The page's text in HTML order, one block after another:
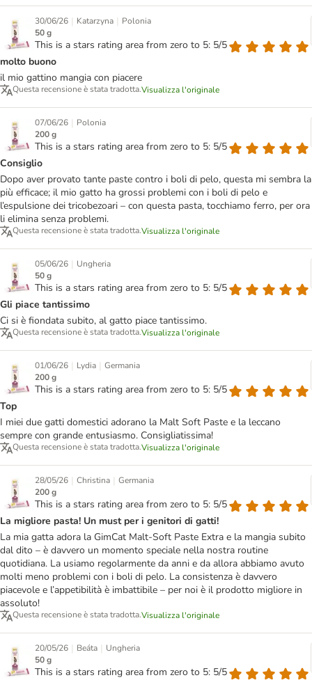
30/06/26 | Katarzyna | Polonia
50 g
This is a stars rating area from zero to 5: 5/5
molto buono
il mio gattino mangia con piacere
Questa recensione è stata tradotta.Visualizza l'originale
07/06/26 | Polonia
200 g
This is a stars rating area from zero to 5: 5/5
Consiglio
Dopo aver provato tante paste contro i boli di pelo, questa mi sembra la
più efficace; il mio gatto ha grossi problemi con i boli di pelo e
l’espulsione dei tricobezoari – con questa pasta, tocchiamo ferro, per ora
li elimina senza problemi.
Questa recensione è stata tradotta.Visualizza l'originale
05/06/26 | Ungheria
50 g
This is a stars rating area from zero to 5: 5/5
Gli piace tantissimo
Ci si è fiondata subito, al gatto piace tantissimo.
Questa recensione è stata tradotta.Visualizza l'originale
01/06/26 | Lydia | Germania
200 g
This is a stars rating area from zero to 5: 5/5
Top
I miei due gatti domestici adorano la Malt Soft Paste e la leccano
sempre con grande entusiasmo. Consigliatissima!
Questa recensione è stata tradotta.Visualizza l'originale
28/05/26 | Christina | Germania
200 g
This is a stars rating area from zero to 5: 5/5
La migliore pasta! Un must per i genitori di gatti!
La mia gatta adora la GimCat Malt-Soft Paste Extra e la mangia subito
dal dito – è davvero un momento speciale nella nostra routine
quotidiana. La usiamo regolarmente da anni e da allora abbiamo avuto
molti meno problemi con i boli di pelo. La consistenza è davvero
piacevole e l’appetibilità è imbattibile – per noi è il prodotto migliore in
assoluto!
Questa recensione è stata tradotta.Visualizza l'originale
20/05/26 | Beáta | Ungheria
50 g
This is a stars rating area from zero to 5: 5/5